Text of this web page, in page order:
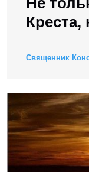
Креста,
Священник